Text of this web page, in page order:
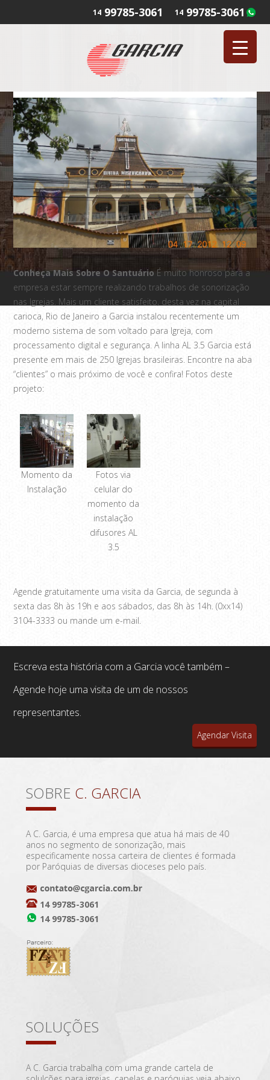
14 99785-3061
14 99785-3061
Conheça Mais Sobre O Santuário É muito honroso para a
empresa estar sempre realizando trabalhos de sonorização
nas Igrejas. Mais um cliente satisfeito, desta vez na capital
carioca, Rio de Janeiro a Garcia instalou recentemente um
moderno sistema de som voltado para Igreja, com
processamento digital e segurança. A linha AL 3.5 Garcia está
presente em mais de 250 Igrejas brasileiras. Encontre na aba
“clientes” o mais próximo de você e confira! Fotos deste
projeto:
Momento da
Instalação
Fotos via
celular do
momento da
instalação
difusores AL
3.5
Agende gratuitamente uma visita da Garcia, de segunda à
sexta das 8h às 19h e aos sábados, das 8h às 14h. (0xx14)
3104-3333 ou mande um e-mail.
Escreva esta história com a Garcia você também –
Agende hoje uma visita de um de nossos
representantes.
Agendar Visita
SOBRE C. GARCIA
A C. Garcia, é uma empresa que atua há mais de 40
anos no segmento de sonorização, mais
especificamente nossa carteira de clientes é formada
por Paróquias de diversas dioceses pelo país.
14 99785-3061
14 99785-3061
SOLUÇÕES
A C. Garcia trabalha com uma grande cartela de